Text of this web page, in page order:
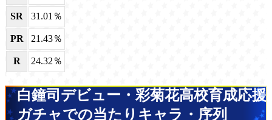
SR 31.01％
PR 21.43％
R 24.32％
白鐘司デビュー・彩菊花高校育成応援
ガチャでの当たりキャラ・序列